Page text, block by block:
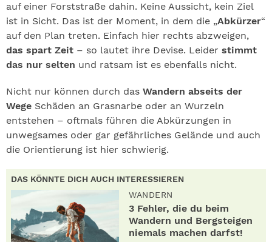
auf einer Forststraße dahin. Keine Aussicht, kein Ziel
ist in Sicht. Das ist der Moment, in dem die „Abkürzer“
auf den Plan treten. Einfach hier rechts abzweigen,
das spart Zeit – so lautet ihre Devise. Leider stimmt
das nur selten und ratsam ist es ebenfalls nicht.
Nicht nur können durch das Wandern abseits der
Wege Schäden an Grasnarbe oder an Wurzeln
entstehen – oftmals führen die Abkürzungen in
unwegsames oder gar gefährliches Gelände und auch
die Orientierung ist hier schwierig.
DAS KÖNNTE DICH AUCH INTERESSIEREN
WANDERN
3 Fehler, die du beim
Wandern und Bergsteigen
niemals machen darfst!